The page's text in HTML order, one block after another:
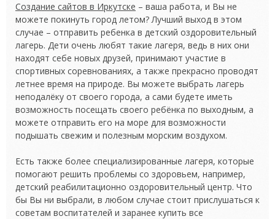
Создание сайтов в Иркутске – ваша работа, и Вы не
можете покинуть город летом? Лучший выход в этом
случае – отправить ребенка в детский оздоровительный
лагерь. Дети очень любят такие лагеря, ведь в них они
находят себе новых друзей, принимают участие в
спортивных соревнованиях, а также прекрасно проводят
летнее время на природе. Вы можете выбрать лагерь
неподалёку от своего города, а сами будете иметь
возможность посещать своего ребёнка по выходным, а
можете отправить его на море для возможности
подышать свежим и полезным морским воздухом.
Есть также более специализированные лагеря, которые
помогают решить проблемы со здоровьем, например,
детский реабилитационно оздоровительный центр. Что
бы Вы ни выбрали, в любом случае стоит прислушаться к
советам воспитателей и заранее купить все